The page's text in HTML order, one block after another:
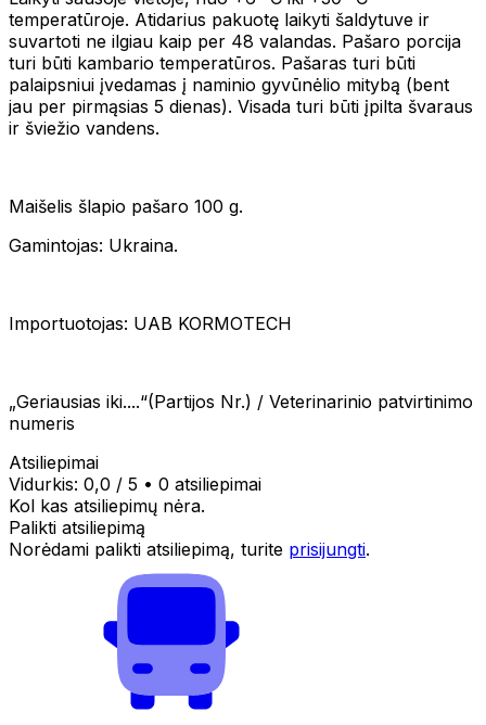
temperatūroje. Atidarius pakuotę laikyti šaldytuve ir
suvartoti ne ilgiau kaip per 48 valandas. Pašaro porcija
turi būti kambario temperatūros. Pašaras turi būti
palaipsniui įvedamas į naminio gyvūnėlio mitybą (bent
jau per pirmąsias 5 dienas). Visada turi būti įpilta švaraus
ir šviežio vandens.
Maišelis šlapio pašaro 100 g.
Gamintojas: Ukraina.
Importuotojas: UAB KORMOTECH
„Geriausias iki....“(Partijos Nr.) / Veterinarinio patvirtinimo
numeris
Atsiliepimai
Vidurkis: 0,0 / 5 • 0 atsiliepimai
Kol kas atsiliepimų nėra.
Palikti atsiliepimą
Norėdami palikti atsiliepimą, turite prisijungti.